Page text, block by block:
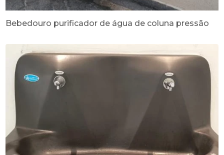
Bebedouro purificador de água de coluna pressão